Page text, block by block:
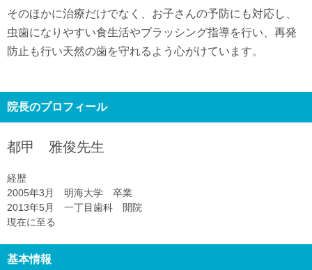
そのほかに治療だけでなく、お子さんの予防にも対応し、
虫歯になりやすい食生活やブラッシング指導を行い、再発
防止も行い天然の歯を守れるよう心がけています。
院長のプロフィール
都甲 雅俊先生
経歴
2005年3月 明海大学 卒業
2013年5月 一丁目歯科 開院
現在に至る
基本情報